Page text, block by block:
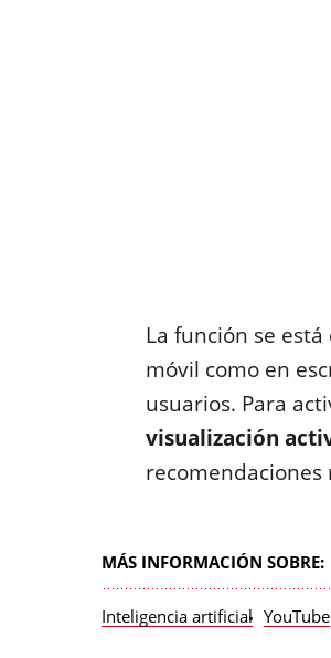
La función se
móvil como en
usuarios. Para
visualización
recomendaciones
MÁS INFORMACIÓN SOBRE:
Inteligencia artificial YouTube